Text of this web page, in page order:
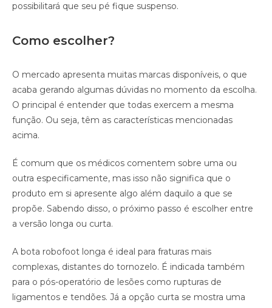
possibilitará que seu pé fique suspenso.
Como escolher?
O mercado apresenta muitas marcas disponíveis, o que
acaba gerando algumas dúvidas no momento da escolha.
O principal é entender que todas exercem a mesma
função. Ou seja, têm as características mencionadas
acima.
É comum que os médicos comentem sobre uma ou
outra especificamente, mas isso não significa que o
produto em si apresente algo além daquilo a que se
propõe. Sabendo disso, o próximo passo é escolher entre
a versão longa ou curta.
A bota robofoot longa é ideal para fraturas mais
complexas, distantes do tornozelo. É indicada também
para o pós-operatório de lesões como rupturas de
ligamentos e tendões. Já a opção curta se mostra uma